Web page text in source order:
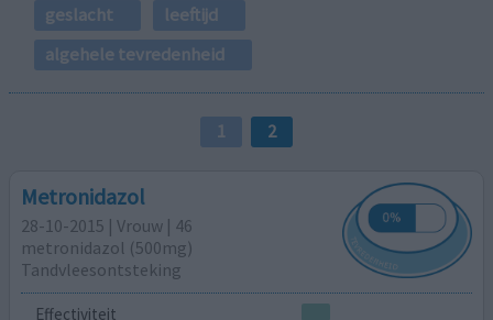
geslacht
leeftijd
algehele tevredenheid
1 2
Metronidazol
28-10-2015 | Vrouw | 46
metronidazol (500mg)
Tandvleesontsteking
Effectiviteit